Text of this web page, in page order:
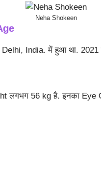
Neha Shokeen
Delhi, India. में हुआ था.
लगभग 56 kg है. इनका